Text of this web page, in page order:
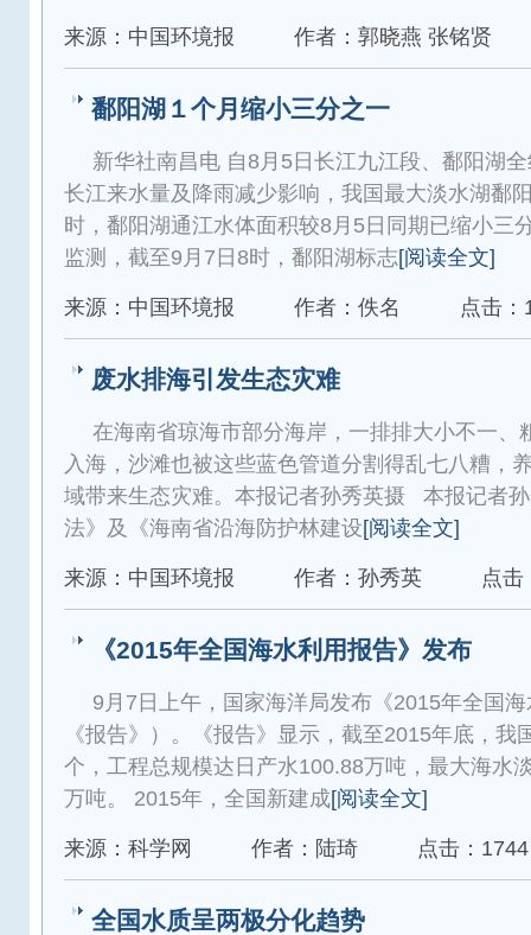
来源：中国环境报 作者：郭晓燕 张铭贤
鄱阳湖１个月缩小三分之一
新华社南昌电 自8月5日长江九江段、鄱阳湖
长江来水量及降雨减少影响，我国最大淡水湖鄱
时，鄱阳湖通江水体面积较8月5日同期已缩小三
监测，截至9月7日8时，鄱阳湖标志[阅读全文]
来源：中国环境报 作者：佚名 点击：
废水排海引发生态灾难
在海南省琼海市部分海岸，一排排大小不一、
入海，沙滩也被这些蓝色管道分割得乱七八糟，
域带来生态灾难。本报记者孙秀英摄 本报记者
法》及《海南省沿海防护林建设[阅读全文]
来源：中国环境报 作者：孙秀英 点击
《2015年全国海水利用报告》发布
9月7日上午，国家海洋局发布《2015年全国
《报告》）。《报告》显示，截至2015年底，我
个，工程总规模达日产水100.88万吨，最大海水
万吨。 2015年，全国新建成[阅读全文]
来源：科学网 作者：陆琦 点击：1744
全国水质呈两极分化趋势